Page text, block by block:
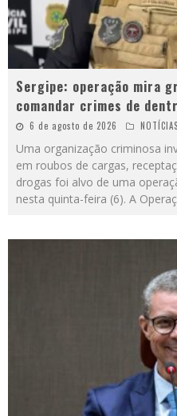
Sergipe: operação mira
comandar crimes de
6 de agosto de 2026 NOTÍCIAS
Uma organização criminosa
em roubos de cargas,
drogas foi alvo de uma
nesta quinta-feira (6). A